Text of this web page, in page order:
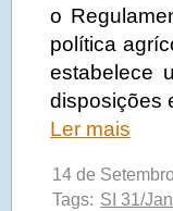
o
política
estabelece
disposições
Ler mais
14 de
Tags: SI 31/